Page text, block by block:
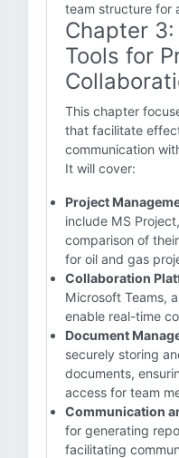
team structure for
Chapter
Tools for
This chapter
that facilitate
communication
It will cover:
Project
include MS
comparison of
for oil and gas
Collaboration
Microsoft Teams,
enable real-time
Document
securely storing
documents,
access for team
Communication
for generating
facilitating